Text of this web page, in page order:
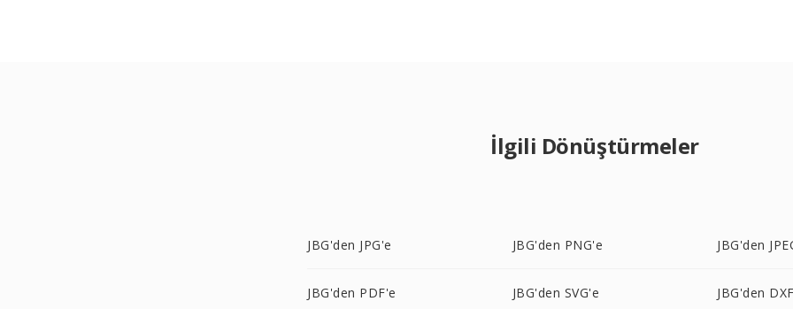
İlgili Dönüştürmeler
JBG'den JPG'e JBG'den PNG'e JBG'den
JBG'den PDF'e JBG'den SVG'e JBG'den